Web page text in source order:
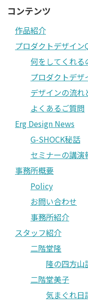
コンテンツ
作品紹介
プロダクトデザイン
何をしてくれる
プロダクトデ
デザインの流れ
よくあるご質問
Erg Design News
G-SHOCK秘話
セミナーの講演
事務所概要
Policy
お問い合わせ
事務所紹介
スタッフ紹介
二階堂隆
隆の四方山
二階堂美子
気まぐれ日